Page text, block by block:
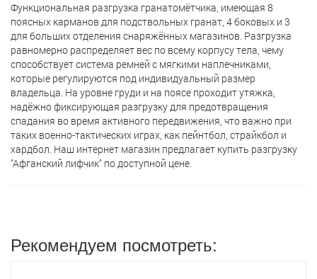
Функциональная разгрузка гранатомётчика, имеющая 8
поясных карманов для подствольных гранат, 4 боковых и 3
для больших отделения снаряжённых магазинов. Разгрузка
равномерно распределяет вес по всему корпусу тела, чему
способствует система ремней с мягкими наплечниками,
которые регулируются под индивидуальный размер
владельца. На уровне груди и на поясе проходит утяжка,
надёжно фиксирующая разгрузку для предотвращения
спадания во время активного передвижения, что важно при
таких военно-тактических играх, как пейнтбол, страйкбол и
хардбол. Наш интернет магазин предлагает кyпить разгрузку
"Афганский лифчик" по доступной цене.
Рекомендуем посмотреть: